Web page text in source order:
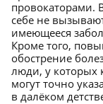
провокаторами.
себе не
имеющееся
Кроме того,
обострение
люди, у которых
могут точно
в далёком